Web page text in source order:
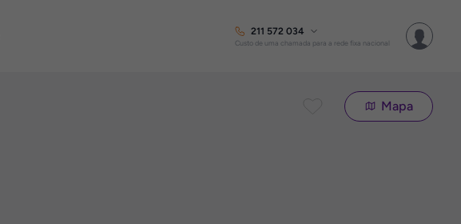
211 572 034
Custo de uma chamada para a rede fixa nacional
Mapa